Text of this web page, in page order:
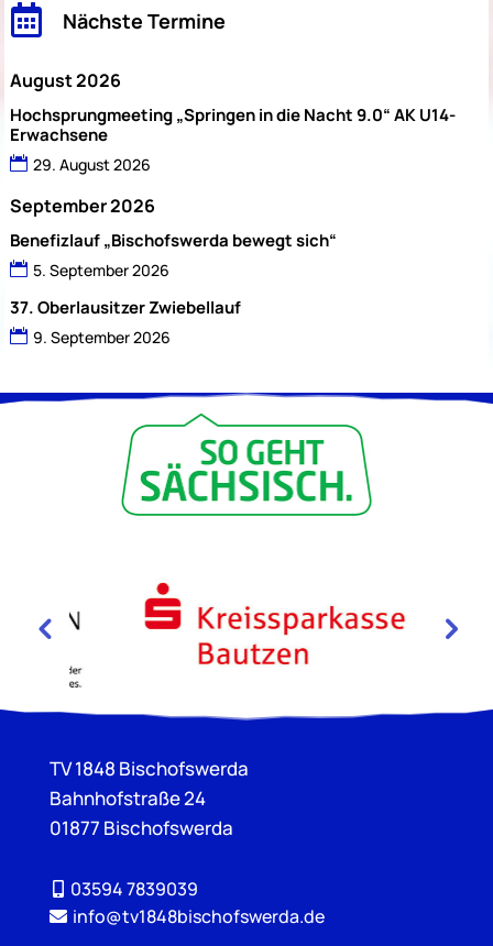
 Nächste Termine
August 2026
Hochsprungmeeting „Springen in die Nacht 9.0“ AK U14-
Erwachsene
29. August 2026
September 2026
Benefizlauf „Bischofswerda bewegt sich“
5. September 2026
37. Oberlausitzer Zwiebellauf
9. September 2026
TV 1848 Bischofswerda
Bahnhofstraße 24
01877 Bischofswerda
03594 7839039
info@tv1848bischofswerda.de